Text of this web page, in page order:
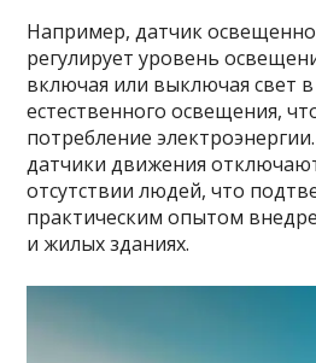
Например, датчик
регулирует уровень
включая или выключая свет
естественного освещения,
потребление
датчики движения
отсутствии людей, что
практическим опытом
и жилых зданиях.